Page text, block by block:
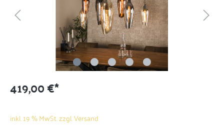
419,00 €*
inkl. 19 % MwSt. zzgl. Versand